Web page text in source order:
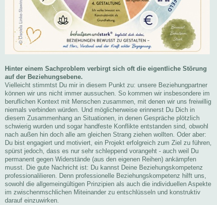
Hinter einem Sachproblem verbirgt sich oft die eigentliche Störung
auf der Beziehungsebene.
Vielleicht stimmtst Du mir in diesem Punkt zu: unsere Beziehungpartner
können wir uns nicht immer aussuchen. So kommen wir insbesondere im
beruflichen Kontext mit Menschen zusammen, mit denen wir uns freiwillig
niemals verbinden würden. Und möglicherweise erinnerst Du Dich in
diesem Zusammenhang an Situationen, in denen Gespräche plötzlich
schwierig wurden und sogar handfeste Konflikte entstanden sind, obwohl
nach außen hin doch alle am gleichen Strang ziehen wollten. Oder aber:
Du bist engagiert und motiviert, ein Projekt erfolgreich zum Ziel zu führen,
spürst jedoch, dass es nur sehr schleppend vorangeht - auch weil Du
permanent gegen Widerstände (aus den eigenen Reihen) ankämpfen
musst. Die gute Nachricht ist: Du kannst Deine Beziehungskompetenz
professionalilieren. Denn professionelle Beziehungskompetenz hilft uns,
sowohl die allgemeingültigen Prinzipien als auch die individuellen Aspekte
im zwischenmschlichen Miteinander zu entschlüsseln und konstruktiv
darauf einzuwirken.